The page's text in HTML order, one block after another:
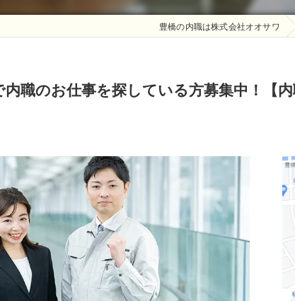
豊橋の内職は株式会社オオサワ
内職のお仕事を探している方募集中！【